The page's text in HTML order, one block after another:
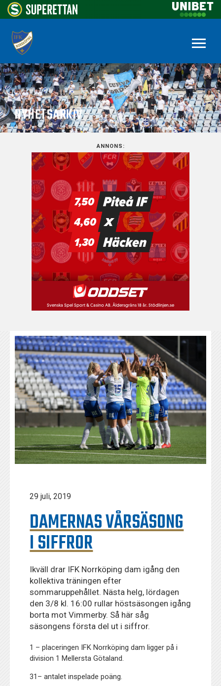
NYHETSARKIV
ANNONS:
29 juli, 2019
DAMERNAS VÅRSÄSONG
I SIFFROR
Ikväll drar IFK Norrköping dam igång den
kollektiva träningen efter
sommaruppehållet. Nästa helg, lördagen
den 3/8 kl. 16:00 rullar höstsäsongen igång
borta mot Vimmerby. Så här såg
säsongens första del ut i siffror.
1 – placeringen IFK Norrköping dam ligger på i
division 1 Mellersta Götaland.
31– antalet inspelade poäng.